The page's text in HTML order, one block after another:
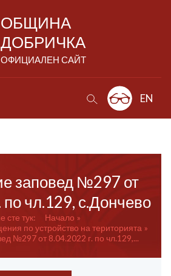
ОБЩИНА
ДОБРИЧКА
ОФИЦИАЛЕН САЙТ
EN
заповед №297 от
по чл.129, с.Дончево
сте тук:
Начало
по устройство на територията
№297 от 8.04.2022 г. по чл.129,...